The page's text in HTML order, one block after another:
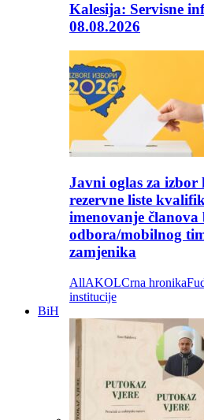
Kalesija: Servisne
08.08.2026
Javni oglas za
rezervne liste
imenovanje
odbora/mobilnog
zamjenika
AllAKOLCrna hronika
institucije
BiH